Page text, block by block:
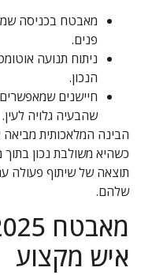
מאבטח בכניסה
פנים.
ניתוח תנועה
הנכון.
חיישנים
שהבעיה גלויה לעין.
הבינה המלאכותית
כשהיא משולבת נכון
תוצאה של שיתוף פעולה
שלהם.
איש מקצוע